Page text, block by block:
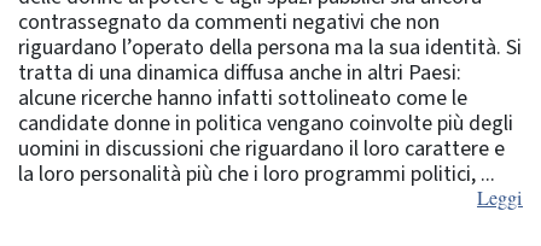
contrassegnato da commenti negativi che non
riguardano l’operato della persona ma la sua identità. Si
tratta di una dinamica diffusa anche in altri Paesi:
alcune ricerche hanno infatti sottolineato come le
candidate donne in politica vengano coinvolte più degli
uomini in discussioni che riguardano il loro carattere e
la loro personalità più che i loro programmi politici, ...
Leggi